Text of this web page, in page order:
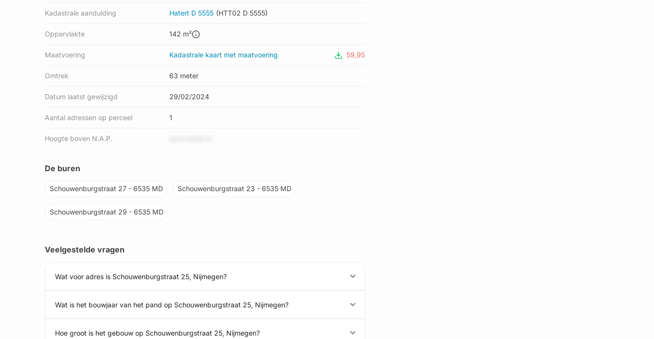
Kadastrale aanduiding Hatert D 5555 (HTT02 D 5555)
Oppervlakte 142 m²
Maatvoering Kadastrale kaart met maatvoering 59,95
Omtrek 63 meter
Datum laatst gewijzigd 29/02/2024
Aantal adressen op perceel 1
Hoogte boven N.A.P.
De buren
Schouwenburgstraat 27 - 6535 MD Schouwenburgstraat 23 - 6535 MD
Schouwenburgstraat 29 - 6535 MD
Veelgestelde vragen
Wat voor adres is Schouwenburgstraat 25, Nijmegen?
Wat is het bouwjaar van het pand op Schouwenburgstraat 25, Nijmegen?
Hoe groot is het gebouw op Schouwenburgstraat 25, Nijmegen?